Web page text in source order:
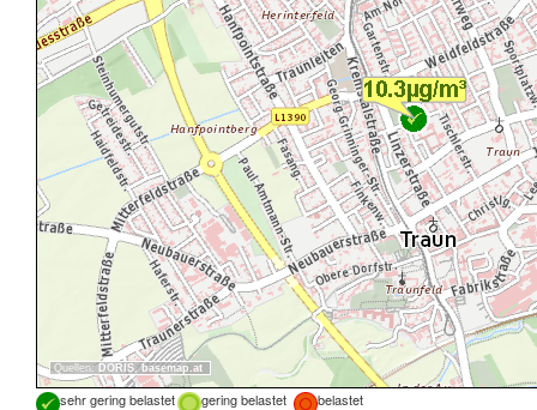
Quellen: DORIS, basemap.at
sehr gering belastet gering belastet
belastet